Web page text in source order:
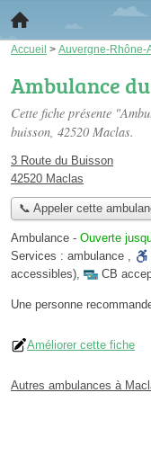
Accueil > Auvergne-Rhône-
Ambulance
Cette fiche présente
buisson, 42520 Maclas.
3 Route du Buisson
42520 Maclas
📞 Appeler cette
Ambulance - Ouverte
Services : ambulance ,
accessibles), CB
Une personne
Améliorer cette fiche
Autres ambulances à